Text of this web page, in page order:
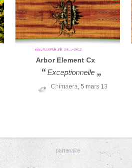
Arbor Element Cx
Exceptionnelle
Chimaera, 5 mars 13